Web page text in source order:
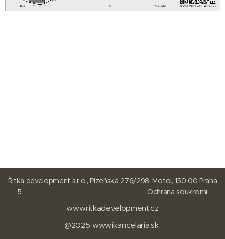
Řitka development s.r.o., Plzeňská 276/298, Motol, 150 00 Praha
5 Ochrana soukromí
www.ritkadevelopment.cz
@2025www.ikancelaria.sk